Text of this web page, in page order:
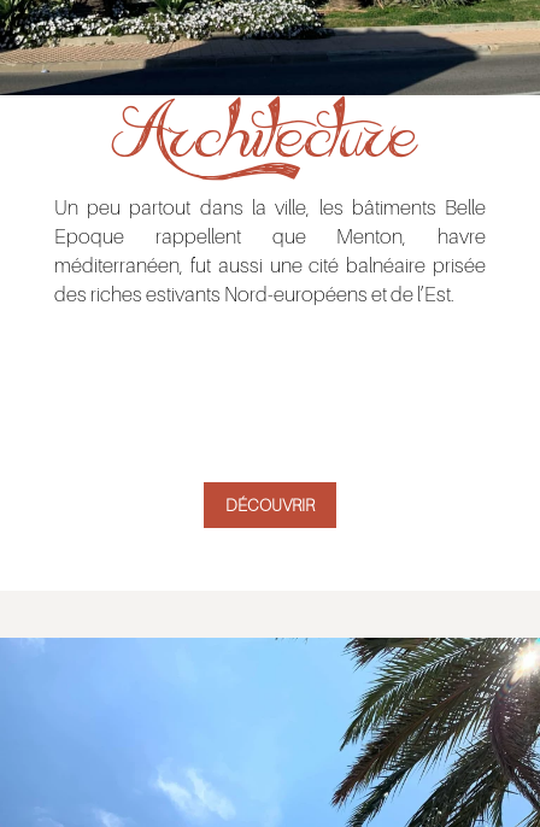
Architecture
Un peu partout dans la ville, les bâtiments Belle
Epoque rappellent que Menton, havre
méditerranéen, fut aussi une cité balnéaire prisée
des riches estivants Nord-européens et de l’Est.
DÉCOUVRIR